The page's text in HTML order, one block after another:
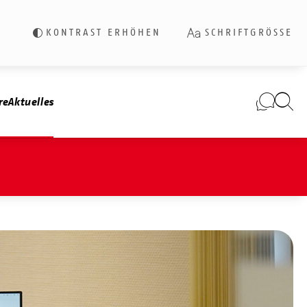
KONTRAST ERHÖHEN SCHRIFTGRÖSSE
Aktuelles